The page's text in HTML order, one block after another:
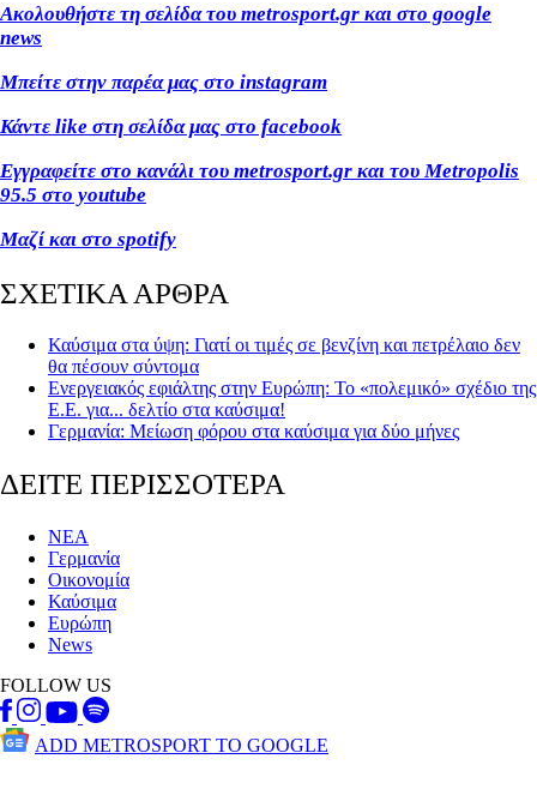
Ακολουθήστε τη σελίδα του metrosport.gr και στο google
news
Μπείτε στην παρέα μας στο instagram
Κάντε like στη σελίδα μας στο facebook
Εγγραφείτε στο κανάλι του metrosport.gr και του Metropolis
95.5 στο youtube
Μαζί και στο spotify
ΣΧΕΤΙΚΑ ΑΡΘΡΑ
Καύσιμα στα ύψη: Γιατί οι τιμές σε βενζίνη και πετρέλαιο δεν
θα πέσουν σύντομα
Ενεργειακός εφιάλτης στην Ευρώπη: Το «πολεμικό» σχέδιο της
Ε.Ε. για... δελτίο στα καύσιμα!
Γερμανία: Μείωση φόρου στα καύσιμα για δύο μήνες
ΔΕΙΤΕ ΠΕΡΙΣΣΟΤΕΡΑ
ΝΕΑ
Γερμανία
Οικονομία
Καύσιμα
Ευρώπη
News
FOLLOW US
ADD METROSPORT TO GOOGLE